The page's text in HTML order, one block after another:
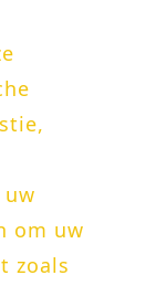
om uw
zoals